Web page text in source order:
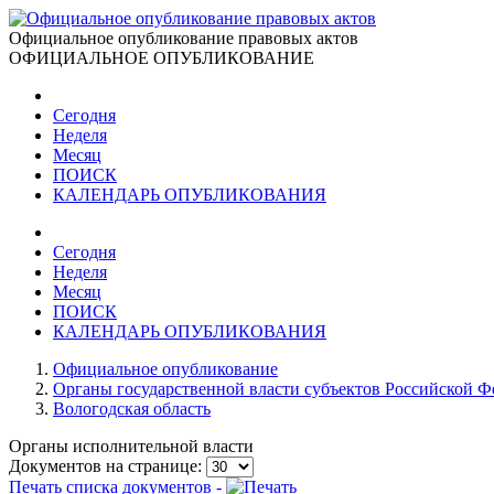
Официальное опубликование правовых актов
ОФИЦИАЛЬНОЕ ОПУБЛИКОВАНИЕ
Сегодня
Неделя
Месяц
ПОИСК
КАЛЕНДАРЬ ОПУБЛИКОВАНИЯ
Сегодня
Неделя
Месяц
ПОИСК
КАЛЕНДАРЬ ОПУБЛИКОВАНИЯ
Официальное опубликование
Органы государственной власти субъектов Российской
Вологодская область
Органы исполнительной власти
Документов на странице:
Печать списка документов -